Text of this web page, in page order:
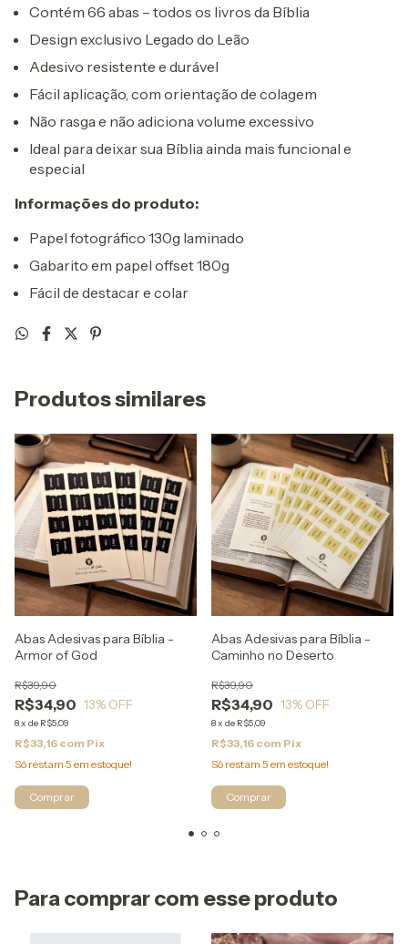
Contém 66 abas – todos os livros da Bíblia
Design exclusivo Legado do Leão
Adesivo resistente e durável
Fácil aplicação, com orientação de colagem
Não rasga e não adiciona volume excessivo
Ideal para deixar sua Bíblia ainda mais funcional e
especial
Informações do produto:
Papel fotográfico 130g laminado
Gabarito em papel offset 180g
Fácil de destacar e colar
Produtos similares
Abas Adesivas para Bíblia -
Armor of God
R$34,90
R$39,90
13% OFF
8x de R$5,09
R$33,16 com Pix
Só restam 5 em estoque!
Abas Adesivas para Bíblia -
Caminho no Deserto
R$34,90
R$39,90
13% OFF
8x de R$5,09
R$33,16 com Pix
Só restam 5 em estoque!
Para comprar com esse produto